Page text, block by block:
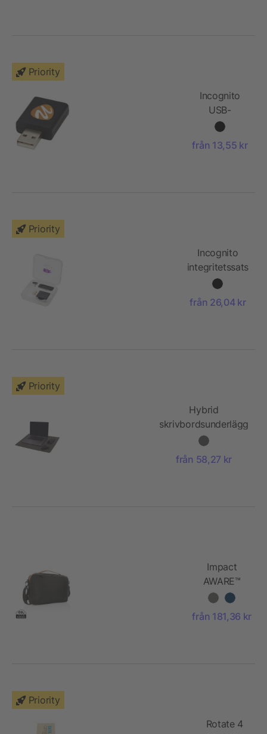
Priority
Incognito
USB-
datablockare
från 13,55 kr
Priority
Incognito
integritetssats
från 26,04 kr
Priority
Hybrid
skrivbordsunderlägg
från 58,27 kr
Impact
AWARE™
300D two
tone lyxig
15.6"
från 181,36 kr
Priority
Rotate 4